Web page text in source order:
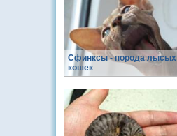
Сфинксы - порода лысых
кошек